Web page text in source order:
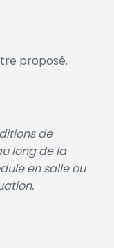
proposé.
de
long de la
en salle ou